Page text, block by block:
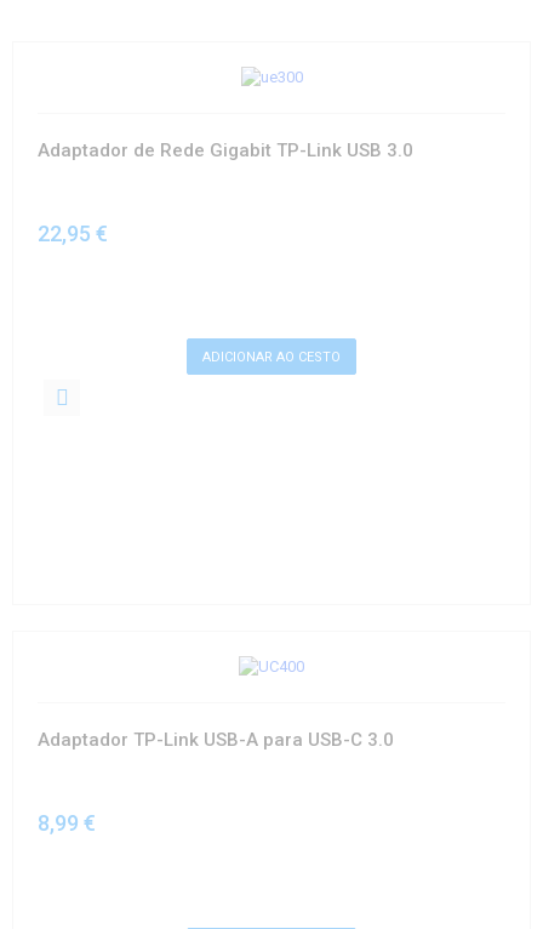
Adaptador de Rede Gigabit TP-Link USB 3.0
22,95 €
Adaptador TP-Link USB-A para USB-C 3.0
8,99 €